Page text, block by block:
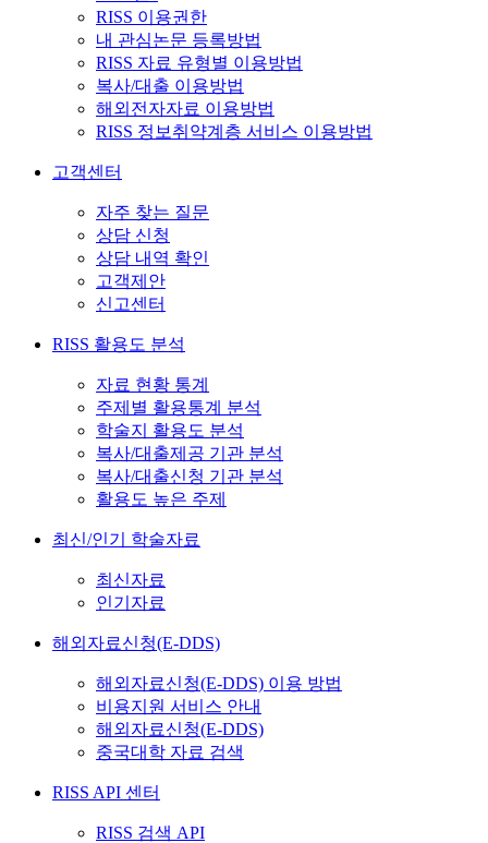
RISS 이용권한
내 관심논문 등록방법
RISS 자료 유형별 이용방법
복사/대출 이용방법
해외전자자료 이용방법
RISS 정보취약계층 서비스 이용방법
고객센터
자주 찾는 질문
상담 신청
상담 내역 확인
고객제안
신고센터
RISS 활용도 분석
자료 현황 통계
주제별 활용통계 분석
학술지 활용도 분석
복사/대출제공 기관 분석
복사/대출신청 기관 분석
활용도 높은 주제
최신/인기 학술자료
최신자료
인기자료
해외자료신청(E-DDS)
해외자료신청(E-DDS) 이용 방법
비용지원 서비스 안내
해외자료신청(E-DDS)
중국대학 자료 검색
RISS API 센터
RISS 검색 API